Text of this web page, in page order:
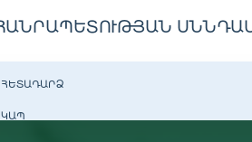
ՀԵՏԱԴԱՐՁ
ԿԱՊ